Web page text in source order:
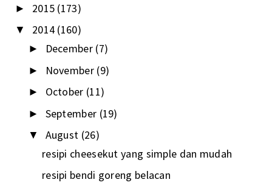
► 2015 (173)
▼ 2014 (160)
► December (7)
► November (9)
► October (11)
► September (19)
▼ August (26)
resipi cheesekut yang simple dan mudah
resipi bendi goreng belacan